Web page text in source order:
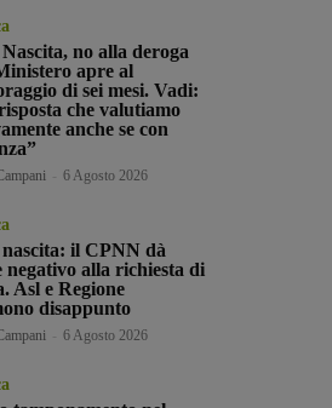
no alla deroga
apre al
di sei mesi. Vadi:
che valutiamo
anche se con
6 Agosto 2026
il CPNN dà
negativo alla richiesta di
Asl e Regione
disappunto
6 Agosto 2026